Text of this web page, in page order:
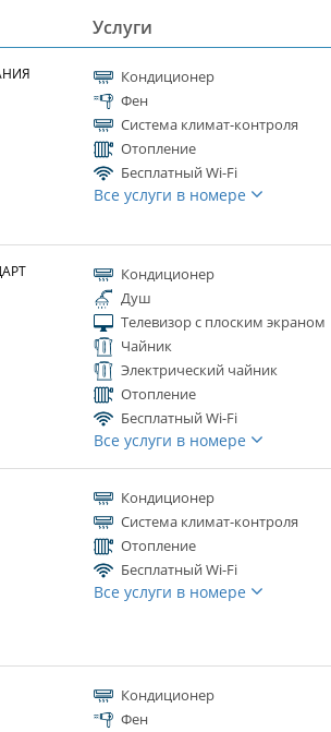
Услуги
Кондиционер
Фен
Система климат-контроля
Отопление
Бесплатный Wi-Fi
Все услуги в номере
Кондиционер
Душ
Телевизор с плоским экраном
Чайник
Электрический чайник
Отопление
Бесплатный Wi-Fi
Все услуги в номере
Кондиционер
Система климат-контроля
Отопление
Бесплатный Wi-Fi
Все услуги в номере
Кондиционер
Фен